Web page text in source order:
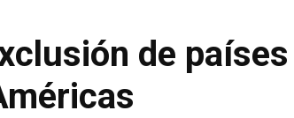
de